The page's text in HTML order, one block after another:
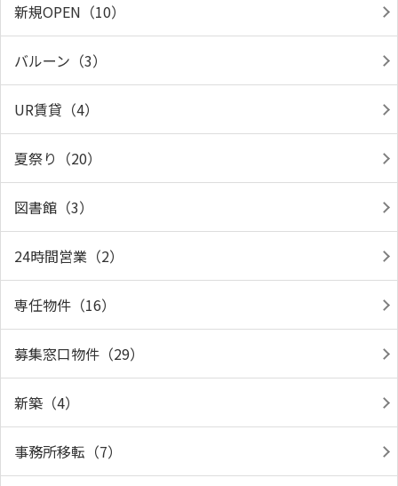
新規OPEN（10）
バルーン（3）
UR賃貸（4）
夏祭り（20）
図書館（3）
24時間営業（2）
専任物件（16）
募集窓口物件（29）
新築（4）
事務所移転（7）